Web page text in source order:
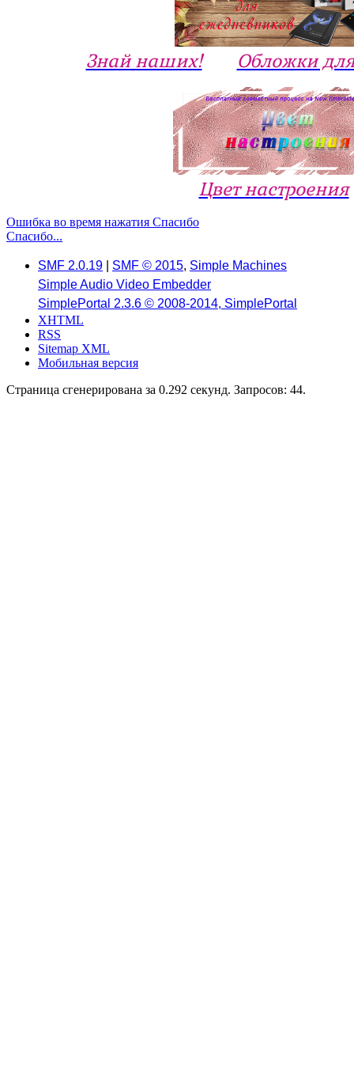
Знай наших! Обложки
Цвет настроения
Ошибка во время нажатия Спасибо
Спасибо...
SMF 2.0.19 SMF © 2015, Simple Machines
Simple Audio Video Embedder
SimplePortal 2.3.6 © 2008-2014, SimplePortal
XHTML
RSS
Sitemap XML
Мобильная версия
Страница сгенерирована за 0.292 секунд. Запросов: 44.